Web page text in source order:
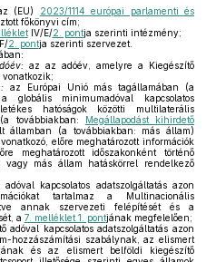
(EU) 2023/1114 európai parlamenti és
főkönyvi cím;
IV/E/2. pontja szerinti intézmény;
2. pontja szerinti szervezet.
az az adóév, amelyre a Kiegészítő
vonatkozik;
az Európai Unió más tagállamában (a
globális minimumadóval kapcsolatos
hatóságok közötti multilaterális
(a továbbiakban:
Megállapodást kihirdető
államban (a továbbiakban: más állam)
előre meghatározott információk
meghatározott időszakonként történő
vagy más állam hatáskörrel rendelkező
kapcsolatos adatszolgáltatás azon
tartalmaz a Multinacionális
annak szervezeti felépítését és a
a 7. melléklet 1. pontjának megfelelően;
adóval kapcsolatos adatszolgáltatás azon
hozzászámítási szabálynak, az elismert
és az elismert belföldi kiegészítő